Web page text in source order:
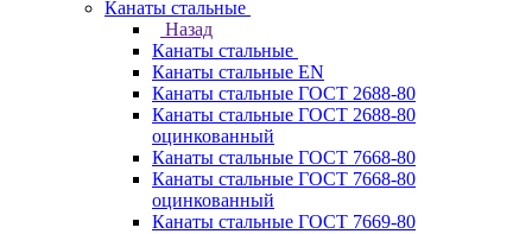
Канаты стальные
Назад
Канаты стальные
Канаты стальные EN
Канаты стальные ГОСТ 2688-80
Канаты стальные ГОСТ 2688-80
оцинкованный
Канаты стальные ГОСТ 7668-80
Канаты стальные ГОСТ 7668-80
оцинкованный
Канаты стальные ГОСТ 7669-80